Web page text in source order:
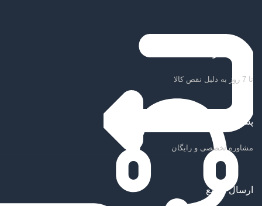
ضمانت بازگشت کالا
تا 7 روز به دلیل نقص کالا
پشتیبانی سریع
مشاوره تخصصی و رایگان
ارسال سریع